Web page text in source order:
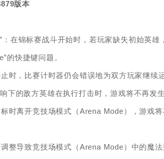
版本
在锦标赛战斗开始时，若玩家缺失初始英雄
的快捷键问题。
时，比赛计时器仍会错误地为双方玩家继续
下的敌方英雄在执行打击时，游戏将不再发生
时离开竞技场模式（Arena Mode），游戏将
整导致竞技场模式（Arena Mode）中的魔